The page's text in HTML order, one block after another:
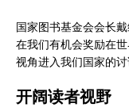
国家图书基金会会长
在我们有机会奖励在
视角进入我们国家的讨
开阔读者视野